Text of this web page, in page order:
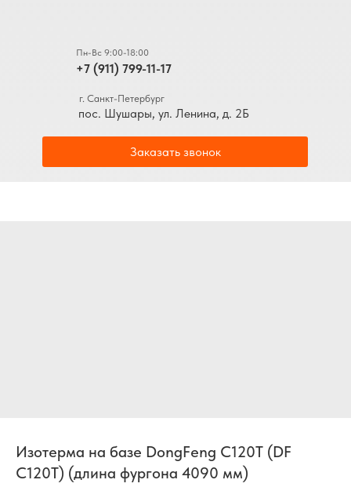
+7 (911) 799-11-17
Пн-Вс 9:00-18:00
Заказать звонок
пос. Шушары, ул. Ленина, д. 2Б
г. Санкт-Петербург
Изотерма на базе DongFeng C120T (DF
C120T) (длина фургона 4090 мм)